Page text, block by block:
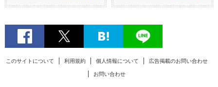
このサイトについて 利用規約 個人情報について 広告掲載のお問い合わせ
お問い合わせ